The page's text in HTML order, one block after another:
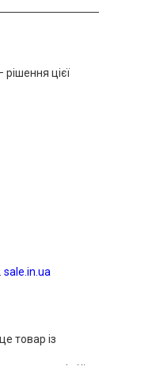
цієї
sale.in.ua
товар із